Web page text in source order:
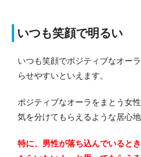
いつも笑顔で明るい
いつも笑顔でポジティブなオー
らせやすいといえます。
ポジティブなオーラをまとう女
気を分けてもらえるような居心
特に、男性が落ち込んでいると